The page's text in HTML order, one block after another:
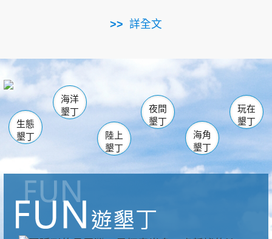
詳全文
南仁湖
海生館
恆春 佳樂水
龍鑾潭自然中心 森林遊樂區
瓊麻館
關山 墾管處遊客中心
社頂公園 風吹沙
船帆石
白砂 龍磐公園
香蕉灣
砂島
鵝鑾鼻
生態
墾丁
海洋
墾丁
陸上
墾丁
夜間
墾丁
海角
墾丁
玩在
墾丁